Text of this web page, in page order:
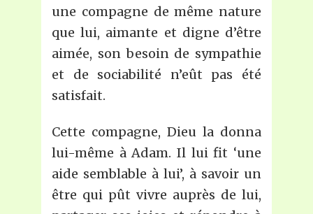
une compagne de même nature
que lui, aimante et digne d’être
aimée, son besoin de sympathie
et de sociabilité n’eût pas été
satisfait.
Cette compagne, Dieu la donna
lui-même à Adam. Il lui fit ‘une
aide semblable à lui’, à savoir un
être qui pût vivre auprès de lui,